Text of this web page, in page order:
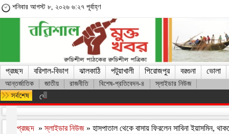
শনিবার আগস্ট ৮, ২০২৬ ৬:২৭ পূর্বাহ্ণ
প্রচ্ছদ বরিশাল-বিভাগ ঝালকাঠি পটুয়াখালী পিরোজপুর বরগুনা ভোলা
আন্তর্জাতিক জাতীয় রাজনীতি বিশেষ-প্রতিবেদন-৪ স্লাইডার নিউজ
শেখ হাসিনার সঙ্গে দেশে ফিরতে চান সাকিব
প্রচ্ছদ »স্লাইডার নিউজ » হাসপাতাল থেকে বাসায় ফিরলেন সাবিনা ইয়াসমিন,